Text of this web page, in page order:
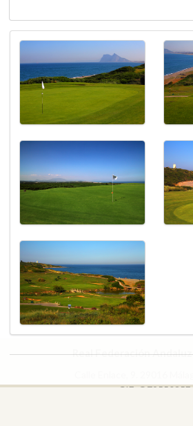
Real Federación
CIF: Q7955035F